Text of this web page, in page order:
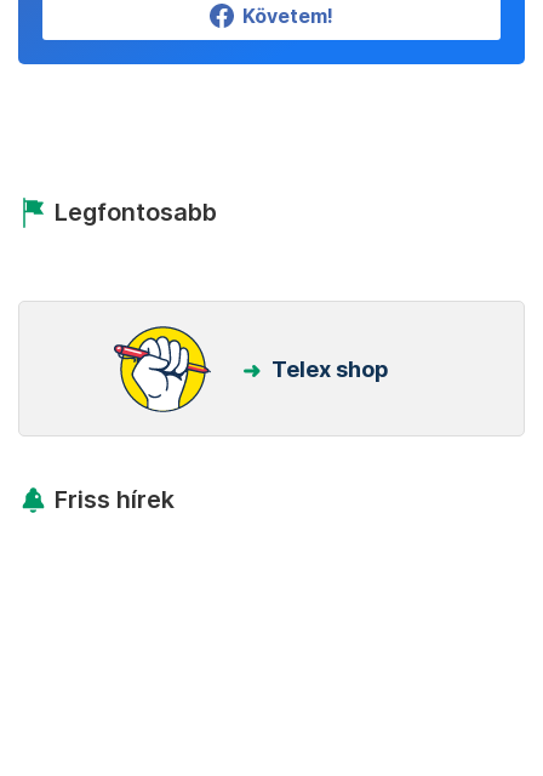
Követem!
Legfontosabb
Telex shop
Friss hírek